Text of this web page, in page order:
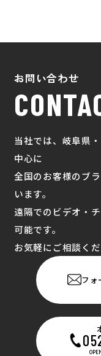
お問い合わせ
当社では、岐阜県
中心に
全国のお客様のブ
います。
遠隔でのビデオ・
可能です。
お気軽にご相談くだ
フォ